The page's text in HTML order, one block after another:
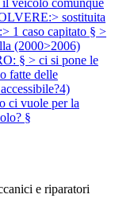
sostituita
1 caso capitato § >
(2000>2006)
§ > ci si pone le
fatte delle
ci vuole per la
§